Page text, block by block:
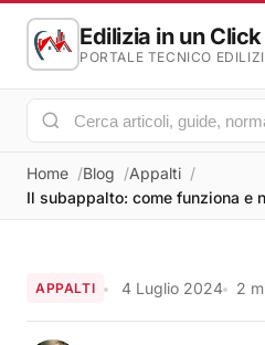
Edilizia in un Click
PORTALE TECNICO
Home Blog
Appalti
Il subappalto: come funziona e
APPALTI 4 Luglio 2024 2